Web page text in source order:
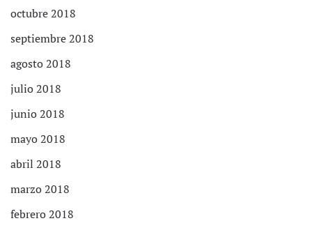
octubre 2018
septiembre 2018
agosto 2018
julio 2018
junio 2018
mayo 2018
abril 2018
marzo 2018
febrero 2018